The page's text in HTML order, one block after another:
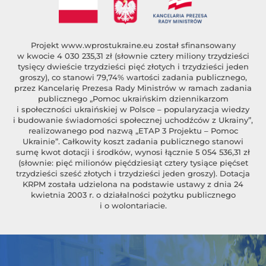
Projekt www.wprostukraine.eu został sfinansowany
w kwocie 4 030 235,31 zł (słownie cztery miliony trzydzieści
tysięcy dwieście trzydzieści pięć złotych i trzydzieści jeden
groszy), co stanowi 79,74% wartości zadania publicznego,
przez Kancelarię Prezesa Rady Ministrów w ramach zadania
publicznego „Pomoc ukraińskim dziennikarzom
i społeczności ukraińskiej w Polsce – popularyzacja wiedzy
i budowanie świadomości społecznej uchodźców z Ukrainy”,
realizowanego pod nazwą „ETAP 3 Projektu – Pomoc
Ukrainie”. Całkowity koszt zadania publicznego stanowi
sumę kwot dotacji i środków, wynosi łącznie 5 054 536,31 zł
(słownie: pięć milionów pięćdziesiąt cztery tysiące pięćset
trzydzieści sześć złotych i trzydzieści jeden groszy). Dotacja
KRPM została udzielona na podstawie ustawy z dnia 24
kwietnia 2003 r. o działalności pożytku publicznego
i o wolontariacie.